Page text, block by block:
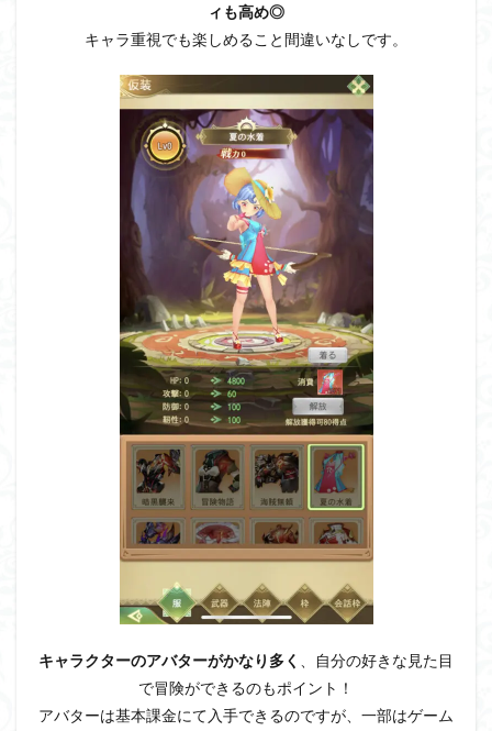
ィも高め◎
キャラ重視でも楽しめること間違いなしです。
キャラクターのアバターがかなり多く
、自分の好きな見た目
で冒険ができるのもポイント！
アバターは基本課金にて入手できるのですが、一部はゲーム